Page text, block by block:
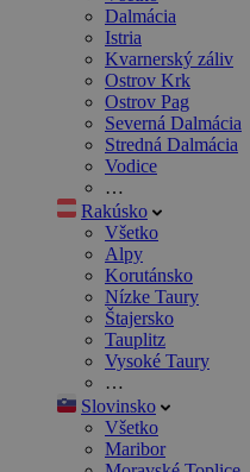
Dalmácia
Istria
Kvarnerský záliv
Ostrov Krk
Ostrov Pag
Severná Dalmácia
Stredná Dalmácia
Vodice
…
Rakúsko
Všetko
Alpy
Korutánsko
Nízke Taury
Štajersko
Tauplitz
Vysoké Taury
…
Slovinsko
Všetko
Maribor